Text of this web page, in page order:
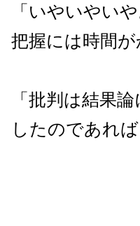
「いやいやい
把握には時間
「批判は結果
したのであれば